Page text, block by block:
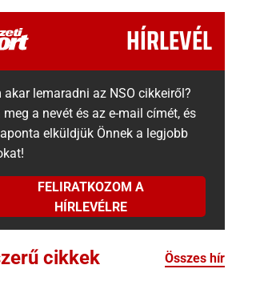
HÍRLEVÉL
akar lemaradni az NSO cikkeiről?
meg a nevét és az e-mail címét, és
elküldjük Önnek a legjobb
FELIRATKOZOM A
HÍRLEVÉLRE
cikkek Összes hír